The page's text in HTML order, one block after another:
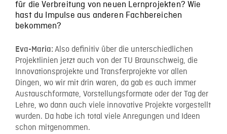
für die Verbreitung von neuen Lernprojekten? Wie
hast du Impulse aus anderen Fachbereichen
bekommen?
Eva-Maria: Also definitiv über die unterschiedlichen
Projektlinien jetzt auch von der TU Braunschweig, die
Innovationsprojekte und Transferprojekte vor allen
Dingen, wo wir mit drin waren, da gab es auch immer
Austauschformate, Vorstellungsformate oder der Tag der
Lehre, wo dann auch viele innovative Projekte vorgestellt
wurden. Da habe ich total viele Anregungen und Ideen
schon mitgenommen.